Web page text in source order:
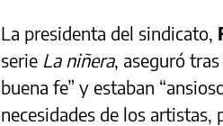
La presidenta del sindicato,
serie La niñera, aseguró
buena fe” y estaban
necesidades de los artistas,